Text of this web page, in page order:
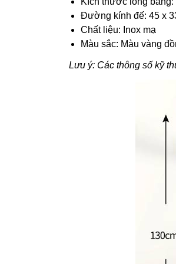
Đường kính đế: 45 x
Chất liệu: Inox mạ
Màu sắc: Màu vàng
Lưu ý: Các thông số kỹ